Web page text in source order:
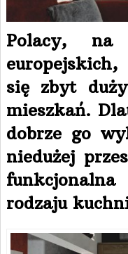
Polacy,
się zbyt
mieszkań.
dobrze go
niedużej
rodzaju